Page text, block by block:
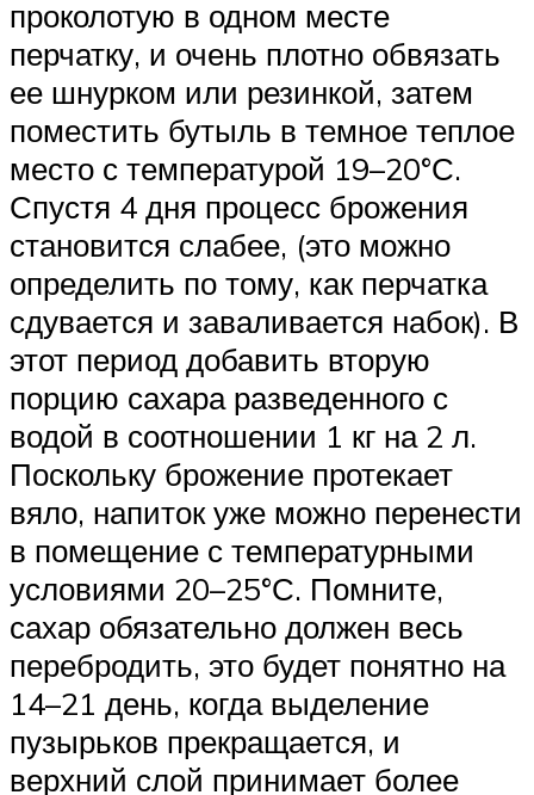
проколотую в одном месте
перчатку, и очень плотно обвязать
ее шнурком или резинкой, затем
поместить бутыль в темное теплое
место с температурой 19–20°С.
Спустя 4 дня процесс брожения
становится слабее, (это можно
определить по тому, как перчатка
сдувается и заваливается набок). В
этот период добавить вторую
порцию сахара разведенного с
водой в соотношении 1 кг на 2 л.
Поскольку брожение протекает
вяло, напиток уже можно перенести
в помещение с температурными
условиями 20–25°С. Помните,
сахар обязательно должен весь
перебродить, это будет понятно на
14–21 день, когда выделение
пузырьков прекращается, и
верхний слой принимает более